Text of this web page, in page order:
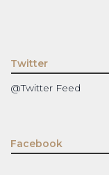
Twitter
@Twitter Feed
Facebook